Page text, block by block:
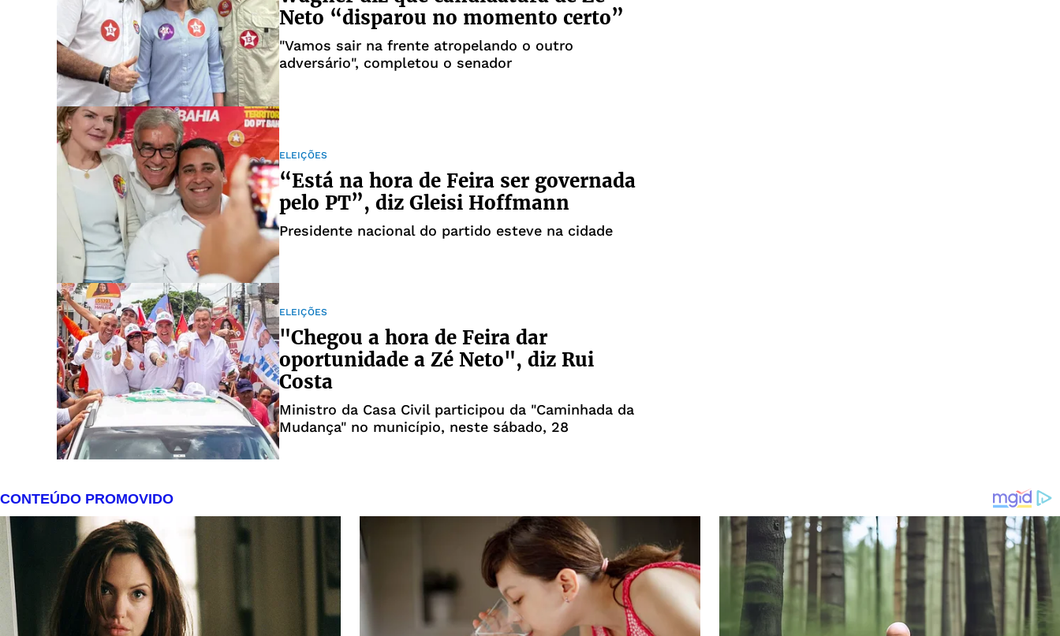
Neto “disparou no momento certo”
"Vamos sair na frente atropelando o outro
adversário", completou o senador
ELEIÇÕES
“Está na hora de Feira ser governada
pelo PT”, diz Gleisi Hoffmann
Presidente nacional do partido esteve na cidade
ELEIÇÕES
"Chegou a hora de Feira dar
oportunidade a Zé Neto", diz Rui
Costa
Ministro da Casa Civil participou da "Caminhada da
Mudança" no município, neste sábado, 28